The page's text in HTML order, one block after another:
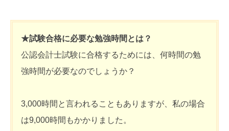
★試験合格に必要な勉強時間とは？
公認会計士試験に合格するためには、何時間の勉
強時間が必要なのでしょうか？
3,000時間と言われることもありますが、私の場合
は9,000時間もかかりました。